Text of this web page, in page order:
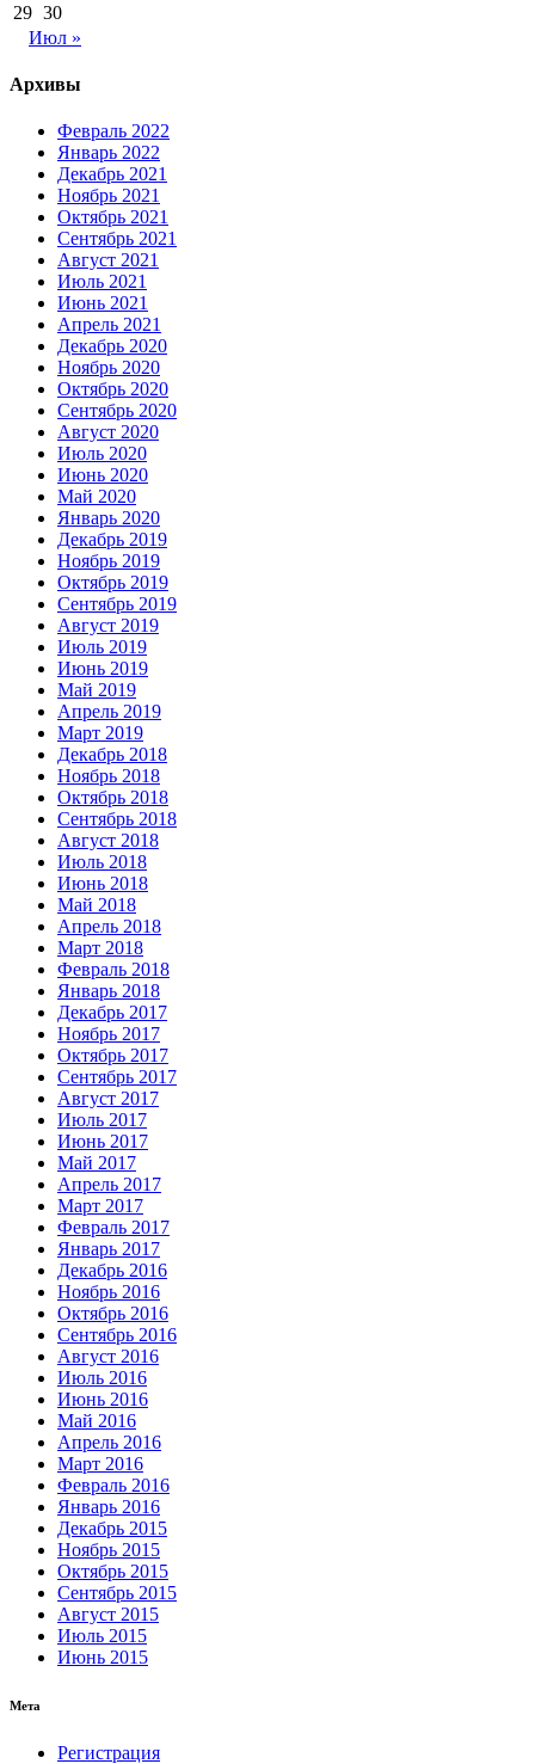
29 30
Июл »
Архивы
Февраль 2022
Январь 2022
Декабрь 2021
Ноябрь 2021
Октябрь 2021
Сентябрь 2021
Август 2021
Июль 2021
Июнь 2021
Апрель 2021
Декабрь 2020
Ноябрь 2020
Октябрь 2020
Сентябрь 2020
Август 2020
Июль 2020
Июнь 2020
Май 2020
Январь 2020
Декабрь 2019
Ноябрь 2019
Октябрь 2019
Сентябрь 2019
Август 2019
Июль 2019
Июнь 2019
Май 2019
Апрель 2019
Март 2019
Декабрь 2018
Ноябрь 2018
Октябрь 2018
Сентябрь 2018
Август 2018
Июль 2018
Июнь 2018
Май 2018
Апрель 2018
Март 2018
Февраль 2018
Январь 2018
Декабрь 2017
Ноябрь 2017
Октябрь 2017
Сентябрь 2017
Август 2017
Июль 2017
Июнь 2017
Май 2017
Апрель 2017
Март 2017
Февраль 2017
Январь 2017
Декабрь 2016
Ноябрь 2016
Октябрь 2016
Сентябрь 2016
Август 2016
Июль 2016
Июнь 2016
Май 2016
Апрель 2016
Март 2016
Февраль 2016
Январь 2016
Декабрь 2015
Ноябрь 2015
Октябрь 2015
Сентябрь 2015
Август 2015
Июль 2015
Июнь 2015
Мета
Регистрация